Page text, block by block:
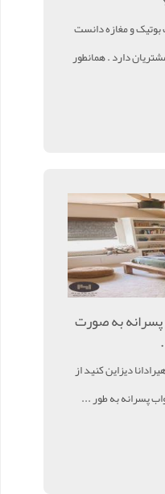
بوتیک و مغازه دانست
دارد . همانطور
پسرانه به صورت
دیزاین کنید از
پسرانه به طور ...